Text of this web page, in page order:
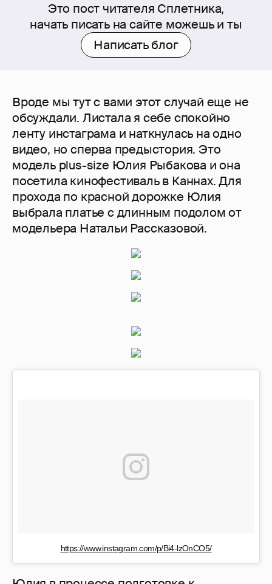
Это пост читателя Сплетника,
начать писать на сайте можешь и ты
Написать блог
Вроде мы тут с вами этот случай еще не
обсуждали. Листала я себе спокойно
ленту инстаграма и наткнулась на одно
видео, но сперва предыстория. Это
модель plus-size Юлия Рыбакова и она
посетила кинофестиваль в Каннах. Для
прохода по красной дорожке Юлия
выбрала платье с длинным подолом от
модельера Натальи Рассказовой.
https://www.instagram.com/p/Bi4-lzOnCO5/